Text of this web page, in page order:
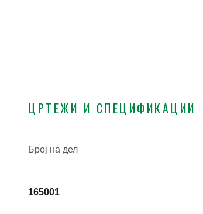
ЦРТЕЖИ И СПЕЦИФИКАЦИИ
Број на дел
165001